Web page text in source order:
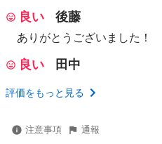
良い 後藤
ありがとうございました！
良い 田中
評価をもっと見る
注意事項 通報